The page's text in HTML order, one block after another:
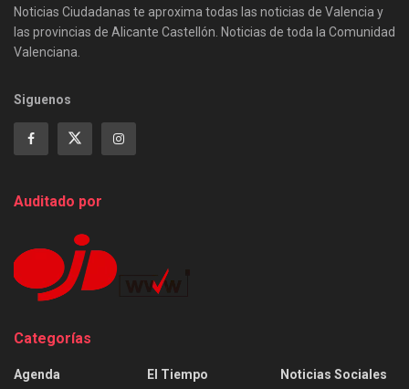
Noticias Ciudadanas te aproxima todas las noticias de Valencia y
las provincias de Alicante Castellón. Noticias de toda la Comunidad
Valenciana.
Siguenos
Auditado por
Categorías
Agenda
El Tiempo
Noticias Sociales